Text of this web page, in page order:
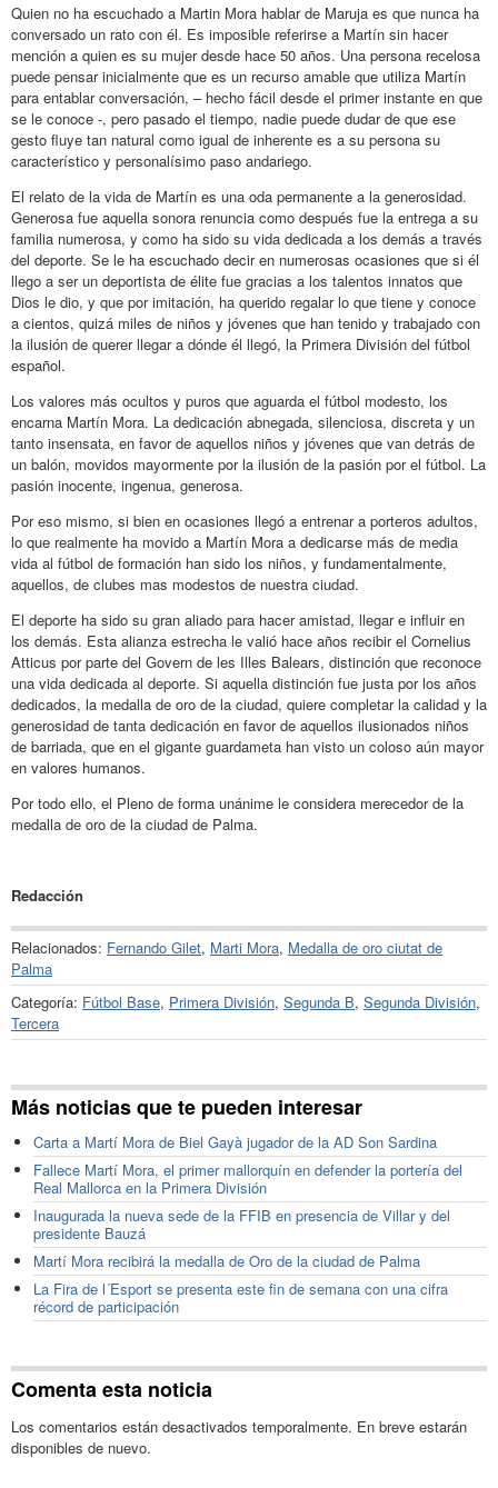
Quien no ha escuchado a Martin Mora hablar de Maruja es que nunca ha
conversado un rato con él. Es imposible referirse a Martín sin hacer
mención a quien es su mujer desde hace 50 años. Una persona recelosa
puede pensar inicialmente que es un recurso amable que utiliza Martín
para entablar conversación, – hecho fácil desde el primer instante en que
se le conoce -, pero pasado el tiempo, nadie puede dudar de que ese
gesto fluye tan natural como igual de inherente es a su persona su
característico y personalísimo paso andariego.
El relato de la vida de Martín es una oda permanente a la generosidad.
Generosa fue aquella sonora renuncia como después fue la entrega a su
familia numerosa, y como ha sido su vida dedicada a los demás a través
del deporte. Se le ha escuchado decir en numerosas ocasiones que si él
llego a ser un deportista de élite fue gracias a los talentos innatos que
Dios le dio, y que por imitación, ha querido regalar lo que tiene y conoce
a cientos, quizá miles de niños y jóvenes que han tenido y trabajado con
la ilusión de querer llegar a dónde él llegó, la Primera División del fútbol
español.
Los valores más ocultos y puros que aguarda el fútbol modesto, los
encarna Martín Mora. La dedicación abnegada, silenciosa, discreta y un
tanto insensata, en favor de aquellos niños y jóvenes que van detrás de
un balón, movidos mayormente por la ilusión de la pasión por el fútbol. La
pasión inocente, ingenua, generosa.
Por eso mismo, si bien en ocasiones llegó a entrenar a porteros adultos,
lo que realmente ha movido a Martín Mora a dedicarse más de media
vida al fútbol de formación han sido los niños, y fundamentalmente,
aquellos, de clubes mas modestos de nuestra ciudad.
El deporte ha sido su gran aliado para hacer amistad, llegar e influir en
los demás. Esta alianza estrecha le valió hace años recibir el Cornelius
Atticus por parte del Govern de les Illes Balears, distinción que reconoce
una vida dedicada al deporte. Si aquella distinción fue justa por los años
dedicados, la medalla de oro de la ciudad, quiere completar la calidad y la
generosidad de tanta dedicación en favor de aquellos ilusionados niños
de barriada, que en el gigante guardameta han visto un coloso aún mayor
en valores humanos.
Por todo ello, el Pleno de forma unánime le considera merecedor de la
medalla de oro de la ciudad de Palma.
Redacción
Relacionados: Fernando Gilet, Marti Mora, Medalla de oro ciutat de
Palma
Categoría: Fútbol Base, Primera División, Segunda B, Segunda División,
Tercera
Más noticias que te pueden interesar
Carta a Martí Mora de Biel Gayà jugador de la AD Son Sardina
Fallece Martí Mora, el primer mallorquín en defender la portería del
Real Mallorca en la Primera División
Inaugurada la nueva sede de la FFIB en presencia de Villar y del
presidente Bauzá
Martí Mora recibirá la medalla de Oro de la ciudad de Palma
La Fira de l´Esport se presenta este fin de semana con una cifra
récord de participación
Comenta esta noticia
Los comentarios están desactivados temporalmente. En breve estarán
disponibles de nuevo.